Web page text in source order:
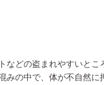
などの盗まれやすいと
みの中で、体が不自然